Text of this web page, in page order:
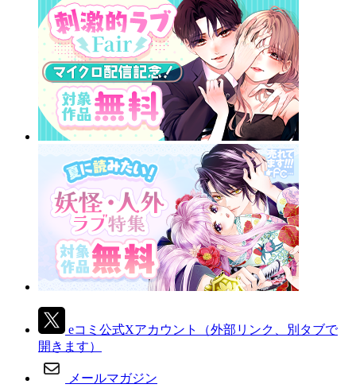
eコミ公式Xアカウント
（外部リンク、別タブで
開きます）
メールマガジン